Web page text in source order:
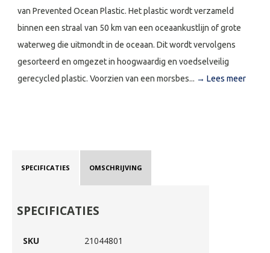
van Prevented Ocean Plastic. Het plastic wordt verzameld
binnen een straal van 50 km van een oceaankustlijn of grote
waterweg die uitmondt in de oceaan. Dit wordt vervolgens
gesorteerd en omgezet in hoogwaardig en voedselveilig
gerecycled plastic. Voorzien van een morsbes... → Lees meer
SPECIFICATIES OMSCHRIJVING
SPECIFICATIES
SKU 21044801